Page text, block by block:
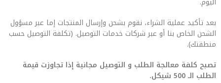
بعد تأكيد عملية الشراء، نقوم بشحن وإرسال المنتجات إما عبر مسؤول
الشحن الخاص بنا أو عبر شركات خدمات التوصيل. (تكلفة التوصيل حسب
منطقتك).
تصبح كلفة معالجة الطلب و التوصيل مجانية إذا تجاوزت قيمة
الطلب الـ 500 شيكل.